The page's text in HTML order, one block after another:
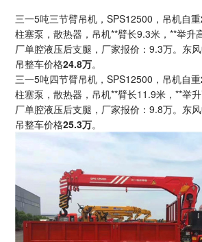
三一5吨三节臂吊机，SPS12500，吊机自
柱塞泵，散热器，吊机**臂长9.3米，**举升
厂单腔液压后支腿，厂家报价：9.3万。东
吊整车价格24.8万。
三一5吨四节臂吊机，SPS12500，吊机自
柱塞泵，散热器，吊机**臂长11.9米，**举
厂单腔液压后支腿，厂家报价：9.8万。东
吊整车价格25.3万。